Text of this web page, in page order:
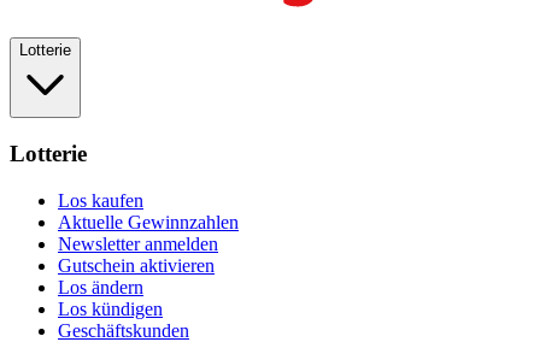
Lotterie
Lotterie
Los kaufen
Aktuelle Gewinnzahlen
Newsletter anmelden
Gutschein aktivieren
Los ändern
Los kündigen
Geschäftskunden